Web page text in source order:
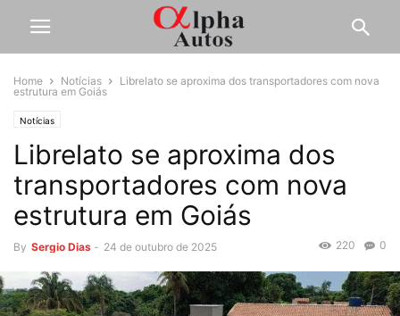
Home Notícias
Librelato se aproxima dos transportadores com nova
estrutura em Goiás
Notícias
Librelato se aproxima dos
transportadores com nova
estrutura em Goiás
By Sergio Dias - 24 de outubro de 2025 0
220